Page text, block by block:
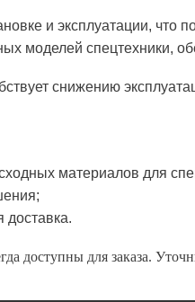
и эксплуатации, что
моделей спецтехники,
снижению
материалов для
доставка.
доступны для заказа.